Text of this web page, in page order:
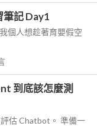
記 Day1
個人想趁著育嬰假空
到底該怎麼測
估 Chatbot。 準備一